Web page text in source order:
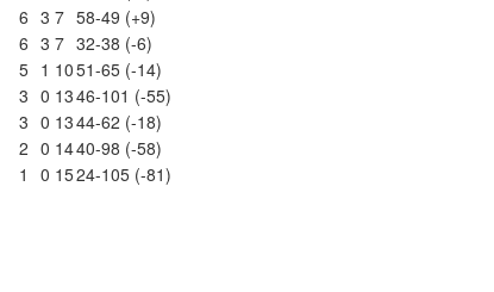
6 3 7 58-49 (+9)
6 3 7 32-38 (-6)
5 1 1051-65 (-14)
3 0 1346-101 (-55)
3 0 1344-62 (-18)
2 0 1440-98 (-58)
1 0 1524-105 (-81)